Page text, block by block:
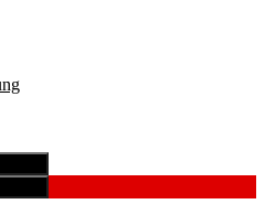
Search
Search